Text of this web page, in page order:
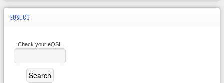
EQSL.CC
Check your eQSL